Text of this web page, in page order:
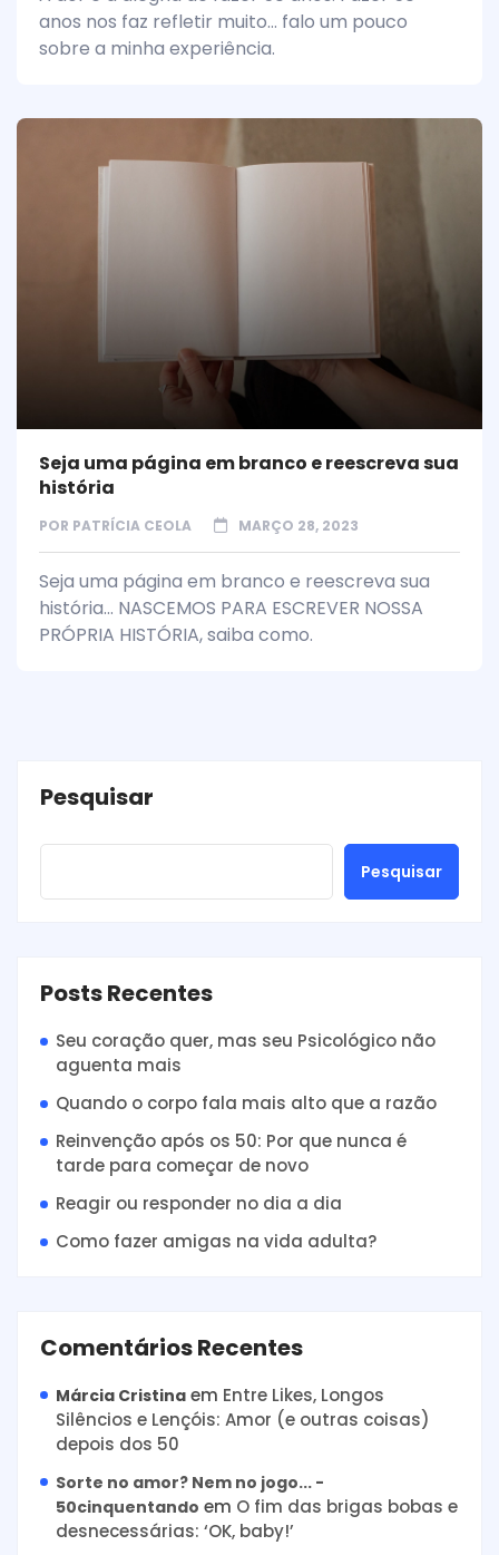
anos nos faz refletir muito... falo um pouco
sobre a minha experiência.
Seja uma página em branco e reescreva sua
história
POR PATRÍCIA CEOLA MARÇO 28, 2023
Seja uma página em branco e reescreva sua
história... NASCEMOS PARA ESCREVER NOSSA
PRÓPRIA HISTÓRIA, saiba como.
Pesquisar
Pesquisar
Posts Recentes
Seu coração quer, mas seu Psicológico não
aguenta mais
Quando o corpo fala mais alto que a razão
Reinvenção após os 50: Por que nunca é
tarde para começar de novo
Reagir ou responder no dia a dia
Como fazer amigas na vida adulta?
Comentários Recentes
Márcia Cristina em Entre Likes, Longos
Silêncios e Lençóis: Amor (e outras coisas)
depois dos 50
Sorte no amor? Nem no jogo... -
50cinquentando em O fim das brigas bobas e
desnecessárias: ‘OK, baby!’